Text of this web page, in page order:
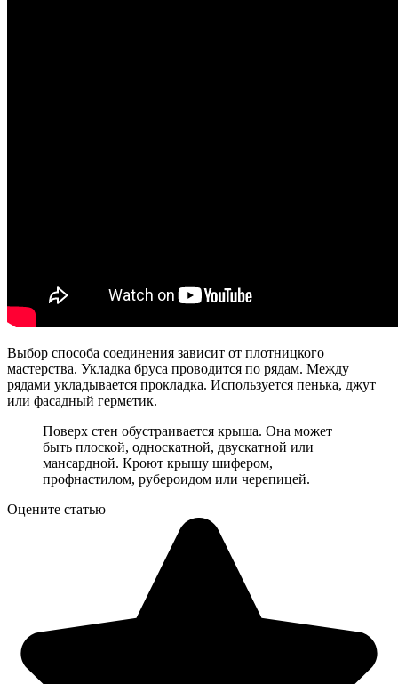
Выбор способа соединения зависит от плотницкого
мастерства. Укладка бруса проводится по рядам. Между
рядами укладывается прокладка. Используется пенька, джут
или фасадный герметик.
Поверх стен обустраивается крыша. Она может
быть плоской, односкатной, двускатной или
мансардной. Кроют крышу шифером,
профнастилом, рубероидом или черепицей.
Оцените статью